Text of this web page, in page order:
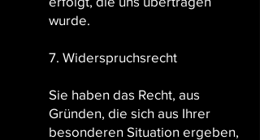
wurde.
7. Widerspruchsrecht
Sie haben das Recht, aus
Gründen, die sich aus Ihrer
besonderen Situation ergeben,